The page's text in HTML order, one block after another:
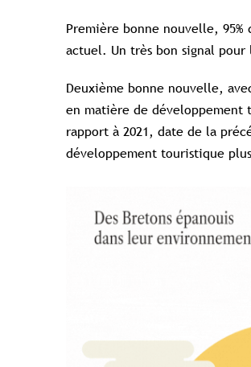
Première bonne nouvelle,
actuel. Un très bon signal
Deuxième bonne nouvelle,
en matière de
rapport à 2021, date de la
développement touristique